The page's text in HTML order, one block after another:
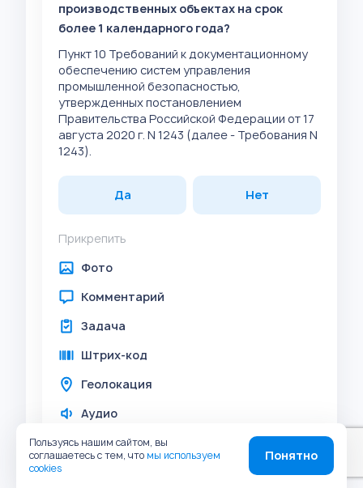
производственных объектах на срок
более 1 календарного года?
Пункт 10 Требований к документационному
обеспечению систем управления
промышленной безопасностью,
утвержденных постановлением
Правительства Российской Федерации от 17
августа 2020 г. N 1243 (далее - Требования N
1243).
Да Нет
Прикрепить
Фото
Комментарий
Задача
Штрих-код
Геолокация
Аудио
В организации оформлены документально
Пользуясь нашим сайтом, вы
соглашаетесь с тем, что мы используем
cookies
Понятно